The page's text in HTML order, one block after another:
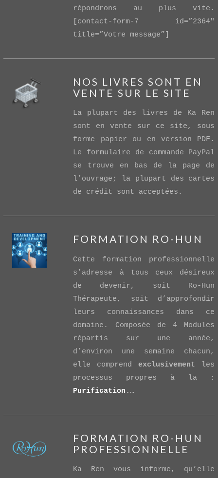
répondrons au plus vite.
[contact-form-7 id=”2364″
title=”Votre message”]
NOS LIVRES SONT EN
VENTE SUR LE SITE
La plupart des livres de Ka Ren
sont en vente sur ce site, sous
forme papier ou en version PDF.
Le formulaire de commande PayPal
se trouve en bas de la page de
l’ouvrage; la plupart des cartes
de crédit sont acceptées.
FORMATION RO-HUN
Cette formation professionnelle
s’adresse à tous ceux désireux
de devenir, soit Ro-Hun
Thérapeute, soit d’approfondir
leurs connaissances dans ce
domaine. Composée de 4 Modules
répartis sur une année,
d’environ une semaine chacun,
elle comprend exclusivement les
processus propres à la :
Purification . …
FORMATION RO-HUN
PROFESSIONNELLE
Ka Ren vous informe, qu’elle